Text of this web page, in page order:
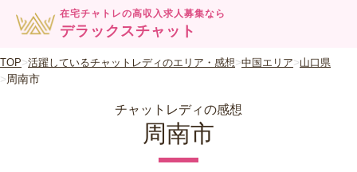
在宅チャトレの高収入求人募集なら
デラックスチャット
TOP 活躍しているチャットレディのエリア・感想 中国エリア 山口県
周南市
チャットレディの感想
周南市